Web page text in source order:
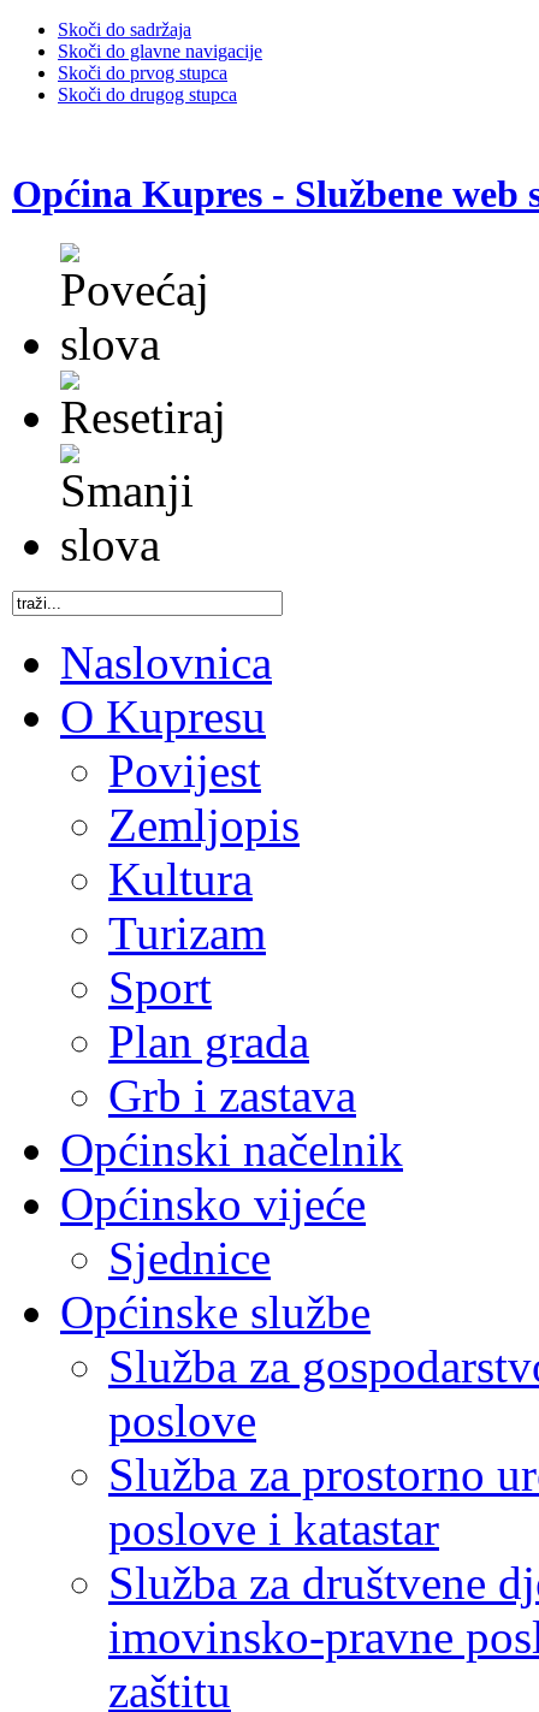
Skoči do sadržaja
Skoči do glavne navigacije
Skoči do prvog stupca
Skoči do drugog stupca
Općina Kupres - Službene web
Naslovnica
O Kupresu
Povijest
Zemljopis
Kultura
Turizam
Sport
Plan grada
Grb i zastava
Općinski načelnik
Općinsko vijeće
Sjednice
Općinske službe
Služba za
poslove
Služba za prostorno
poslove i katastar
Služba za društvene
imovinsko-pravne
zaštitu